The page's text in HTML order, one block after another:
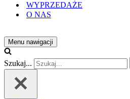
WYPRZEDAŻE
O NAS
Menu nawigacji
Szukaj...